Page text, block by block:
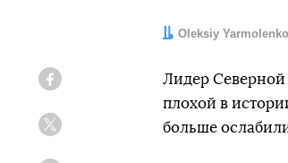
Автор:
Oleksiy Yarmolenko
Лидер
плохой в
больше